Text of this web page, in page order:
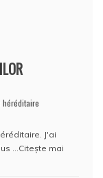
héréditaire
J'ai
…Citește mai